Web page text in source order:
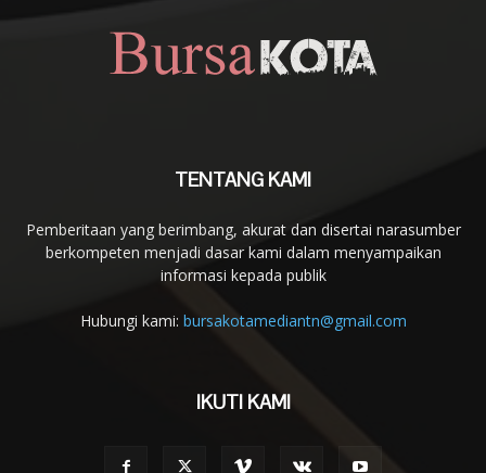
TENTANG KAMI
Pemberitaan yang berimbang, akurat dan disertai narasumber
berkompeten menjadi dasar kami dalam menyampaikan
informasi kepada publik
Hubungi kami: bursakotamediantn@gmail.com
IKUTI KAMI